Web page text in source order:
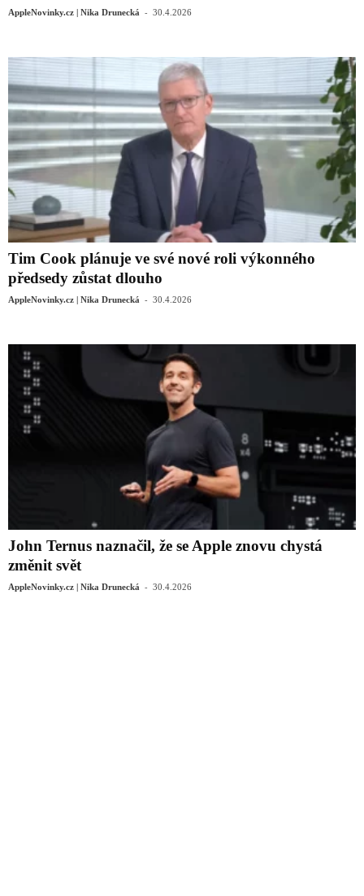
AppleNovinky.cz | Nika Drunecká - 30.4.2026
Tim Cook plánuje ve své nové roli výkonného
předsedy zůstat dlouho
AppleNovinky.cz | Nika Drunecká - 30.4.2026
John Ternus naznačil, že se Apple znovu chystá
změnit svět
AppleNovinky.cz | Nika Drunecká - 30.4.2026